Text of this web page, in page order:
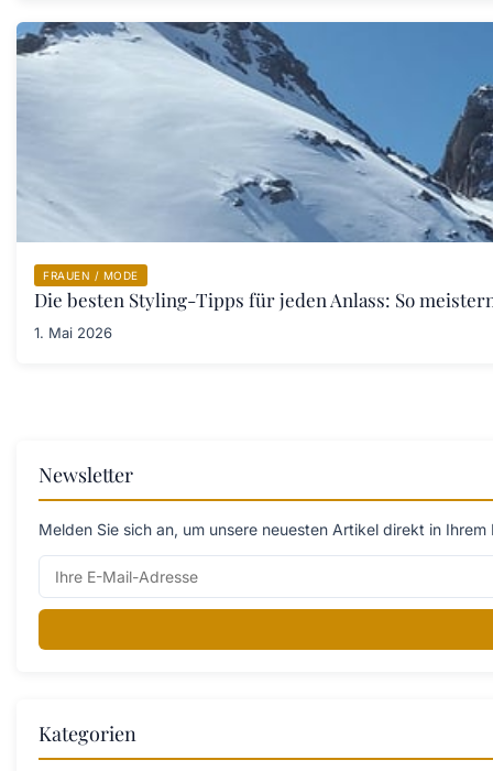
FRAUEN / MODE
Die besten Styling-Tipps für jeden Anlass: So
1. Mai 2026
Newsletter
Melden Sie sich an, um unsere neuesten Artikel direkt in
Kategorien